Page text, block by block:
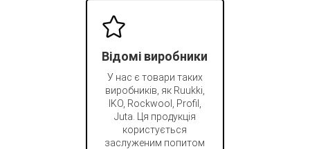
Відомі виробники
У нас є товари таких
виробників, як Ruukki,
IKO, Rockwool, Profil,
Juta. Ця продукція
користується
заслуженим попитом